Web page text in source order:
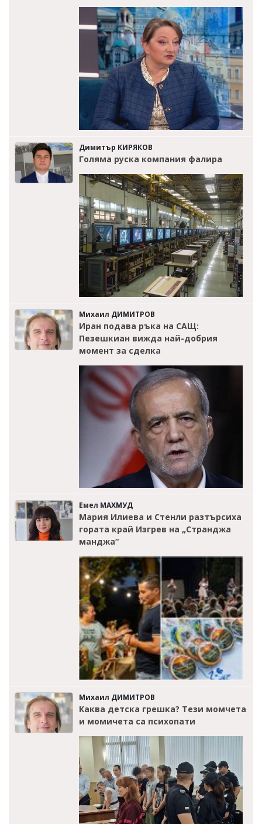
Димитър КИРЯКОВ
Голяма руска компания фалира
Михаил ДИМИТРОВ
Иран подава ръка на САЩ:
Пезешкиан вижда най-добрия
момент за сделка
Емел МАХМУД
Мария Илиева и Стенли разтърсиха
гората край Изгрев на „Странджа
манджа“
Михаил ДИМИТРОВ
Каква детска грешка? Тези момчета
и момичета са психопати